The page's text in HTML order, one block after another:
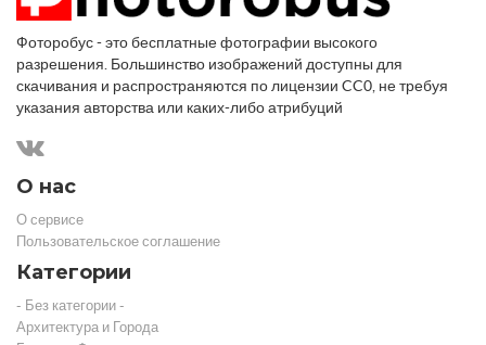
Фоторобус - это бесплатные фотографии высокого
разрешения. Большинство изображений доступны для
скачивания и распространяются по лицензии CC0, не требуя
указания авторства или каких-либо атрибуций
О нас
О сервисе
Пользовательское соглашение
Категории
- Без категории -
Архитектура и Города